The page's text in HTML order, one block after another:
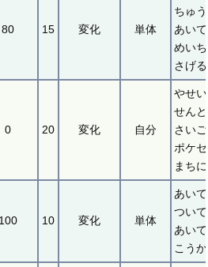
80 15 変化 単体
ちゅ
あい
めい
さげ
0 20 変化 自分
やせ
せん
さい
ポケ
まち
100 10 変化 単体
あい
つい
あい
こう